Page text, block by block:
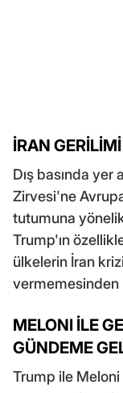
İRAN
Dış basında yer
Zirvesi'ne
tutumuna
Trump'ın
ülkelerin İran
vermemesinden
MELONI İLE
GÜNDEME
Trump ile Meloni